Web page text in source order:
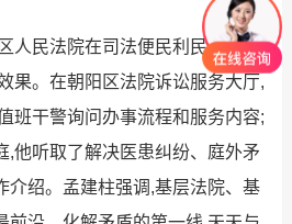
民法院在司法便民利民方面推
果。在朝阳区法院诉讼服务大厅,
班干警询问办事流程和服务内容;
,他听取了解决医患纠纷、庭外矛
介绍。孟建柱强调,基层法院、基